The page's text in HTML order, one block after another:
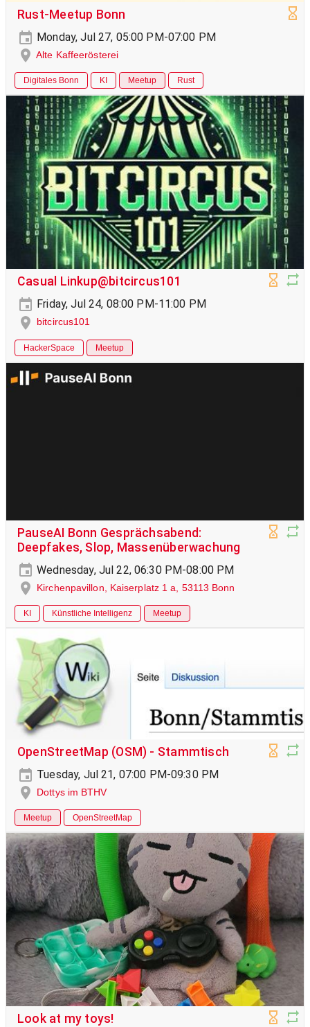
Rust-Meetup Bonn
Monday, Jul 27, 05:00 PM-07:00 PM
Alte Kaffeerösterei
Digitales Bonn KI Meetup Rust
Casual Linkup@bitcircus101
Friday, Jul 24, 08:00 PM-11:00 PM
bitcircus101
HackerSpace Meetup
PauseAI Bonn Gesprächsabend:
Deepfakes, Slop, Massenüberwachung
Wednesday, Jul 22, 06:30 PM-08:00 PM
Kirchenpavillon, Kaiserplatz 1 a, 53113 Bonn
KI Künstliche Intelligenz Meetup
OpenStreetMap (OSM) - Stammtisch
Tuesday, Jul 21, 07:00 PM-09:30 PM
Dottys im BTHV
Meetup OpenStreetMap
Look at my toys!